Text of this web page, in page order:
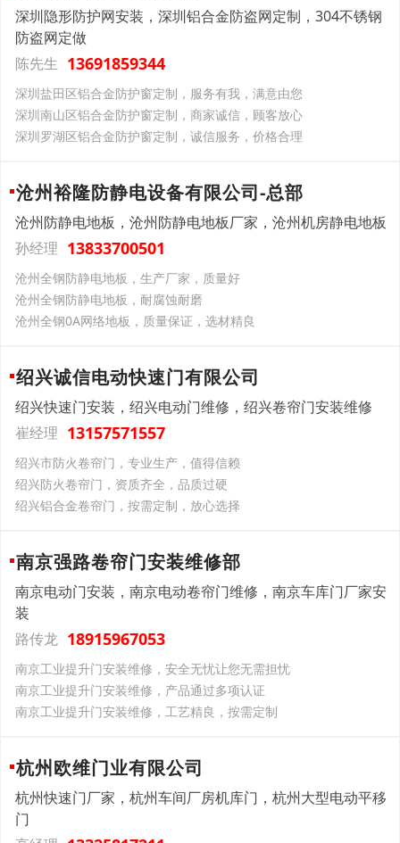
深圳隐形防护网安装，深圳铝合金防盗网定制，304不锈钢
防盗网定做
陈先生 13691859344
深圳盐田区铝合金防护窗定制，服务有我，满意由您
深圳南山区铝合金防护窗定制，商家诚信，顾客放心
深圳罗湖区铝合金防护窗定制，诚信服务，价格合理
沧州裕隆防静电设备有限公司-总部
沧州防静电地板，沧州防静电地板厂家，沧州机房静电地板
孙经理 13833700501
沧州全钢防静电地板，生产厂家，质量好
沧州全钢防静电地板，耐腐蚀耐磨
沧州全钢0A网络地板，质量保证，选材精良
绍兴诚信电动快速门有限公司
绍兴快速门安装，绍兴电动门维修，绍兴卷帘门安装维修
崔经理 13157571557
绍兴市防火卷帘门，专业生产，值得信赖
绍兴防火卷帘门，资质齐全，品质过硬
绍兴铝合金卷帘门，按需定制，放心选择
南京强路卷帘门安装维修部
南京电动门安装，南京电动卷帘门维修，南京车库门厂家安
装
路传龙 18915967053
南京工业提升门安装维修，安全无忧让您无需担忧
南京工业提升门安装维修，产品通过多项认证
南京工业提升门安装维修，工艺精良，按需定制
杭州欧维门业有限公司
杭州快速门厂家，杭州车间厂房机库门，杭州大型电动平移
门